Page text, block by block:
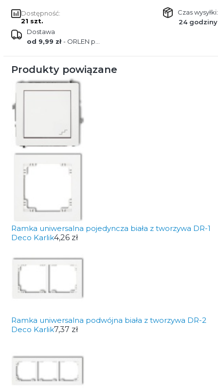
Dostępność:
21 szt.
Czas wysyłki:
24 godziny
Dostawa
od 9,99 zł- ORLEN paczka
Produkty powiązane
Ramka uniwersalna pojedyncza biała z tworzywa DR-1
Deco Karlik4,26 zł
Ramka uniwersalna podwójna biała z tworzywa DR-2
Deco Karlik7,37 zł